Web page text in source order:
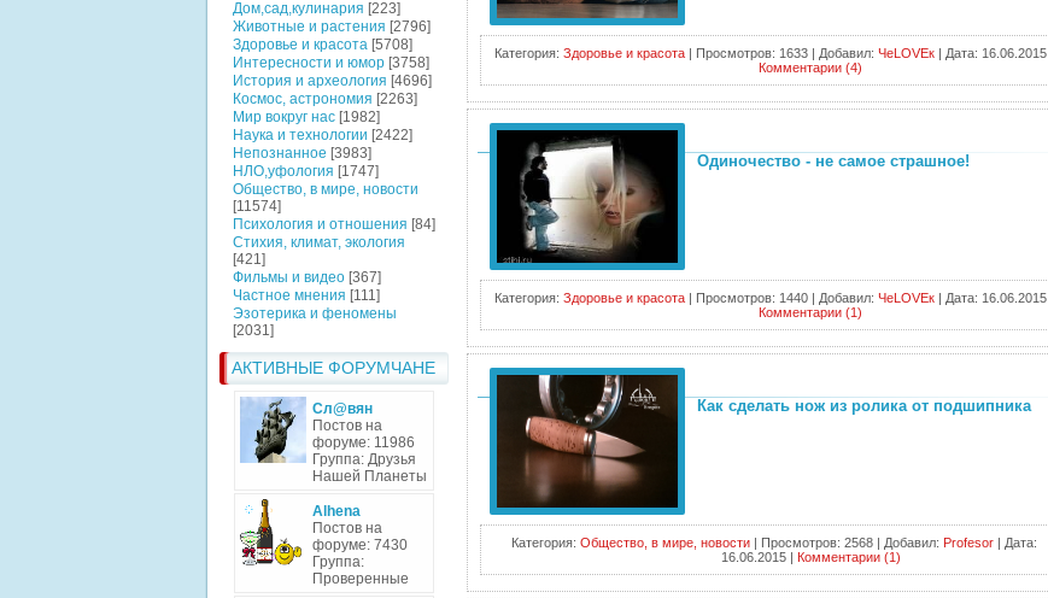
Дом,сад,кулинария [223]
Животные и растения [2796]
Здоровье и красота [5708]
Интересности и юмор [3758]
История и археология [4696]
Космос, астрономия [2263]
Мир вокруг нас [1982]
Наука и технологии [2422]
Непознанное [3983]
НЛО,уфология [1747]
Общество, в мире, новости
[11574]
Психология и отношения [84]
Стихия, климат, экология
[421]
Фильмы и видео [367]
Частное мнения [111]
Эзотерика и феномены
[2031]
АКТИВНЫЕ ФОРУМЧАНЕ
Сл@вян
Постов на
форуме: 11986
Группа: Друзья
Нашей Планеты
Alhena
Постов на
форуме: 7430
Группа:
Проверенные
Категория: Здоровье и красота | Просмотров: 1633 | Добавил: ЧеLOVEк | Дата: 16.06.2015
Комментарии (4)
Одиночество - не самое страшное!
Категория: Здоровье и красота | Просмотров: 1440 | Добавил: ЧеLOVEк | Дата: 16.06.2015
Комментарии (1)
Как сделать нож из ролика от подшипника
Категория: Общество, в мире, новости | Просмотров: 2568 | Добавил: Profesor | Дата:
16.06.2015 | Комментарии (1)